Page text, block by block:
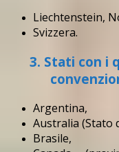
Liechtenstein,
Svizzera.
3. Stati con i
Argentina,
Australia (Stato
Brasile,